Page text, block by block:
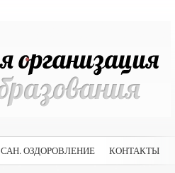
САН. ОЗДОРОВЛЕНИЕ КОНТАКТЫ